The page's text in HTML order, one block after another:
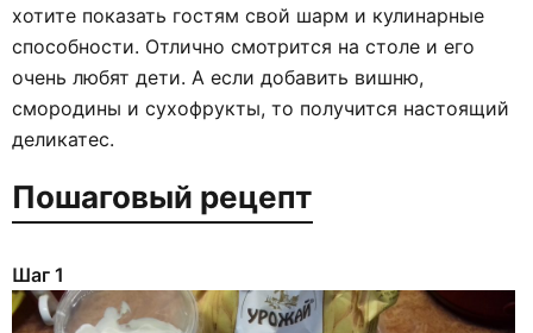
хотите показать гостям свой шарм и кулинарные
способности. Отлично смотрится на столе и его
очень любят дети. А если добавить вишню,
смородины и сухофрукты, то получится настоящий
деликатес.
Пошаговый рецепт
Шаг 1